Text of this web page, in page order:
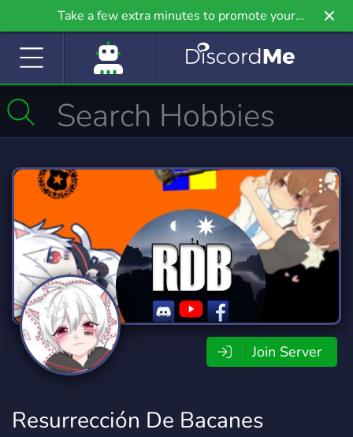
Take a few extra minutes to promote your
community even further on Griv.io, our newest
Join Server
Resurrección De Bacanes